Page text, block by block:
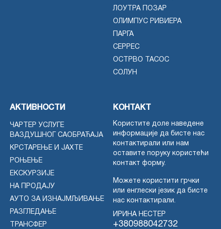
ЛОУТРА ПОЗАР
ОЛИМПУС РИВИЕРА
ПАРГА
СЕРРЕС
ОСТРВО ТАСОС
СОЛУН
АКТИВНОСТИ
ЧАРТЕР УСЛУГЕ
ВАЗДУШНОГ САОБРАЋАЈА
КРСТАРЕЊЕ И ЈАХТЕ
РОЊЕЊЕ
ЕКСКУРЗИЈЕ
НА ПРОДАЈУ
АУТО ЗА ИЗНАЈМЉИВАЊЕ
РАЗГЛЕДАЊЕ
ТРАНСФЕР
КОНТАКТ
Користите доле наведене
информације да бисте нас
контактирали или нам
оставите поруку користећи
контакт форму.
Можете користити грчки
или енглески језик да бисте
нас контактирали.
ИРИНА НЕСТЕР
+380988042732